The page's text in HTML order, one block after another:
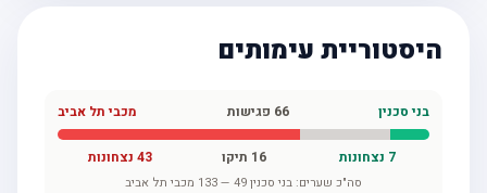
היסטוריית עימותים
בני סכנין 66פגישות מכבי תל אביב
נצחונות 16תיקו 43נצחונות
סה"כ שערים:בני סכנין 49
—
133מכבי תל אביב